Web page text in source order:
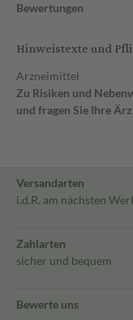
Bewertungen
Hinweistexte und
Arzneimittel
Zu Risiken und
und fragen Sie Ihre
Versandarten
i.d.R. am nächsten
Zahlarten
sicher und bequem
Bewerte uns